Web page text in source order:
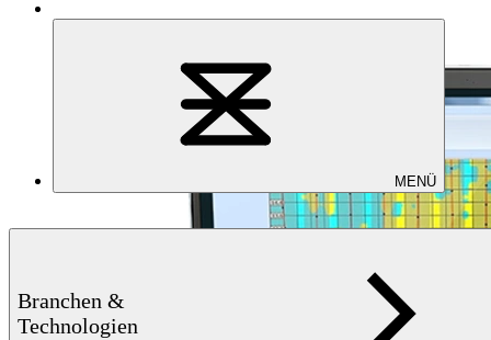
MENÜ
Branchen &
Technologien